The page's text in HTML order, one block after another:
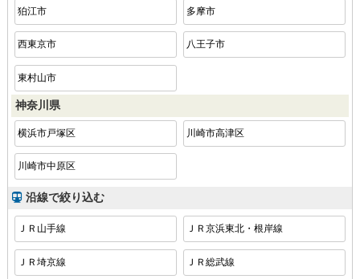
狛江市 多摩市
西東京市 八王子市
東村山市
神奈川県
横浜市戸塚区 川崎市高津区
川崎市中原区
沿線で絞り込む
ＪＲ山手線 ＪＲ京浜東北・根岸線
ＪＲ埼京線 ＪＲ総武線